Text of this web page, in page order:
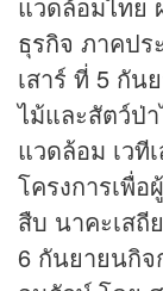
ธุรกิจ ภาคปร
เสาร์ ที่ 5 กัน
ไม้และสัตว์ป่
แวดล้อม เวที
โครงการเพื่
สืบ นาคะเส
6 กันยายนกิจ